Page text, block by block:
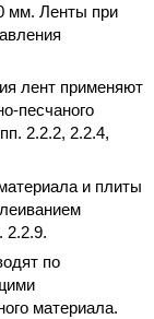
мм. Ленты при
лент применяют
песчаного
2.2.2, 2.2.4,
и плиты
2.2.9.
по
материала.